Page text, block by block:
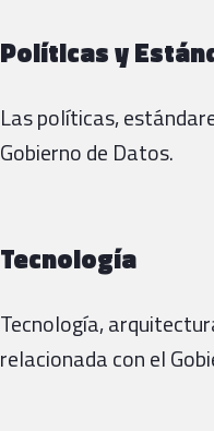
Políticas y
Las políticas,
Gobierno de Datos.
Tecnología
Tecnología,
relacionada con el